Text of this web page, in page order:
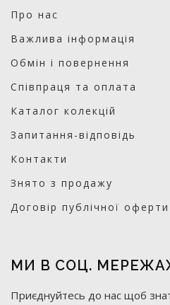
Про нас
Важлива інформація
Обмін і повернення
Співпраця та оплата
Каталог колекцій
Запитання-відповідь
Контакти
Знято з продажу
Договір публічної оферти
МИ В СОЦ.
Приєднуйтесь до нас щоб